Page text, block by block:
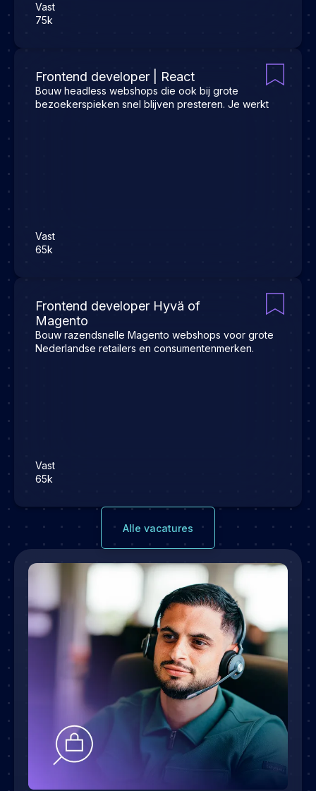
Vast
75k
Frontend developer | React
Bouw headless webshops die ook bij grote
bezoekerspieken snel blijven presteren. Je werkt
Vast
65k
Frontend developer Hyvä of
Magento
Bouw razendsnelle Magento webshops voor grote
Nederlandse retailers en consumentenmerken.
Vast
65k
Alle vacatures